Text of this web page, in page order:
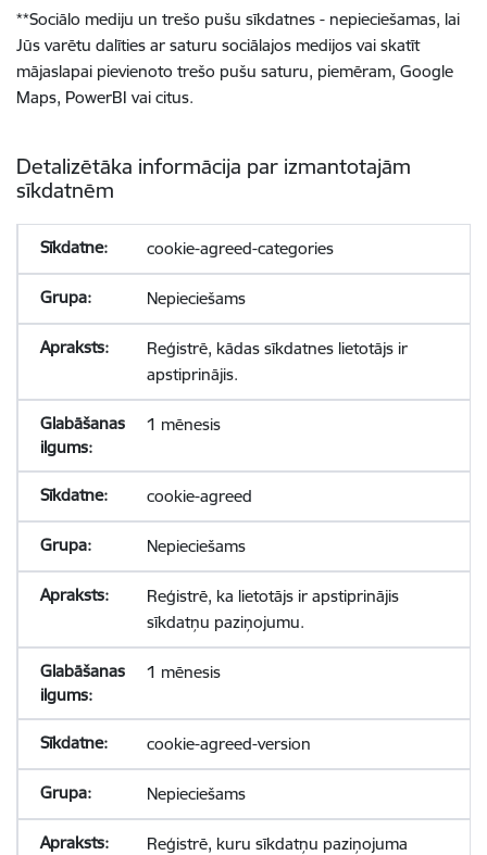
**Sociālo mediju un trešo pušu sīkdatnes - nepieciešamas, lai
Jūs varētu dalīties ar saturu sociālajos medijos vai skatīt
mājaslapai pievienoto trešo pušu saturu, piemēram, Google
Maps, PowerBI vai citus.
Detalizētāka informācija par izmantotajām
sīkdatnēm
cookie-agreed-categories
Nepieciešams
Reģistrē, kādas sīkdatnes lietotājs ir
apstiprinājis.
1 mēnesis
cookie-agreed
Nepieciešams
Reģistrē, ka lietotājs ir apstiprinājis
sīkdatņu paziņojumu.
1 mēnesis
cookie-agreed-version
Nepieciešams
Reģistrē, kuru sīkdatņu paziņojuma